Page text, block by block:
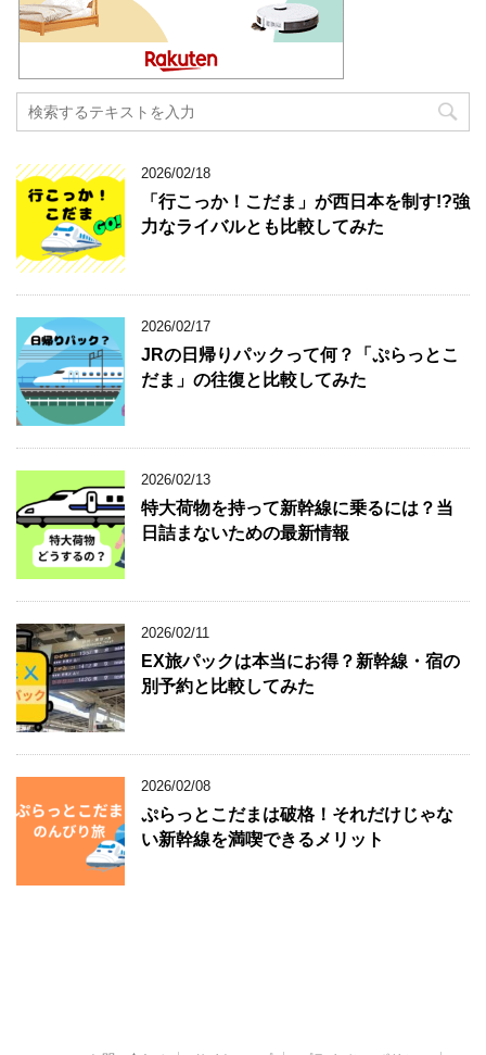
2026/02/18
「行こっか！こだま」が西日本を制す!?強
力なライバルとも比較してみた
2026/02/17
JRの日帰りパックって何？「ぷらっとこ
だま」の往復と比較してみた
2026/02/13
特大荷物を持って新幹線に乗るには？当
日詰まないための最新情報
2026/02/11
EX旅パックは本当にお得？新幹線・宿の
別予約と比較してみた
2026/02/08
ぷらっとこだまは破格！それだけじゃな
い新幹線を満喫できるメリット